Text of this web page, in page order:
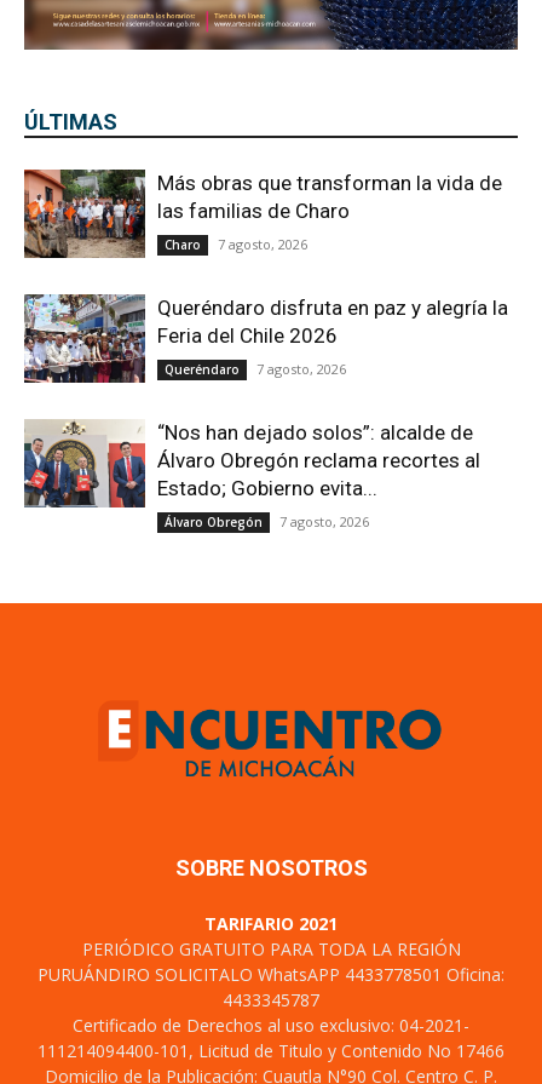
ÚLTIMAS
Más obras que transforman la vida de
las familias de Charo
Charo 7 agosto, 2026
Queréndaro disfruta en paz y alegría la
Feria del Chile 2026
Queréndaro 7 agosto, 2026
“Nos han dejado solos”: alcalde de
Álvaro Obregón reclama recortes al
Estado; Gobierno evita...
Álvaro Obregón 7 agosto, 2026
SOBRE NOSOTROS
TARIFARIO 2021
PERIÓDICO GRATUITO PARA TODA LA REGIÓN
PURUÁNDIRO SOLICITALO WhatsAPP 4433778501 Oficina:
4433345787
Certificado de Derechos al uso exclusivo: 04-2021-
111214094400-101, Licitud de Titulo y Contenido No 17466
Domicilio de la Publicación: Cuautla N°90 Col. Centro C. P.